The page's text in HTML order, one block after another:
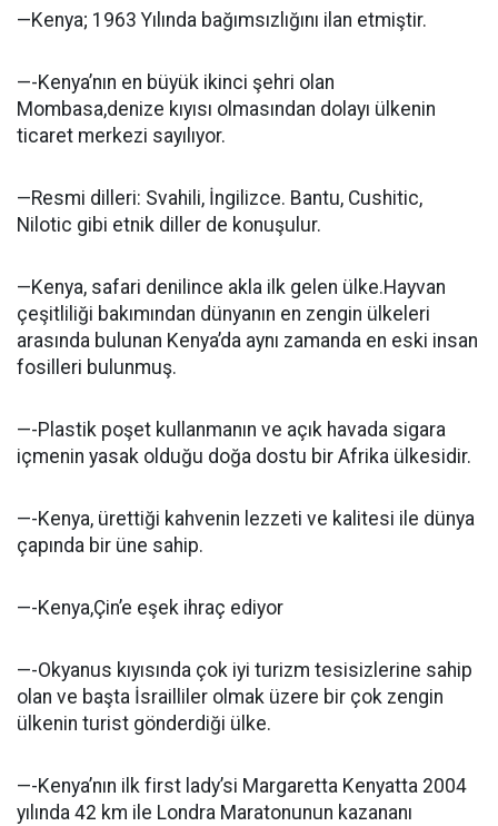
—Kenya; 1963 Yılında bağımsızlığını ilan etmiştir.
—-Kenya’nın en büyük ikinci şehri olan
Mombasa,denize kıyısı olmasından dolayı ülkenin
ticaret merkezi sayılıyor.
—Resmi dilleri: Svahili, İngilizce. Bantu, Cushitic,
Nilotic gibi etnik diller de konuşulur.
—Kenya, safari denilince akla ilk gelen ülke.Hayvan
çeşitliliği bakımından dünyanın en zengin ülkeleri
arasında bulunan Kenya’da aynı zamanda en eski insan
fosilleri bulunmuş.
—-Plastik poşet kullanmanın ve açık havada sigara
içmenin yasak olduğu doğa dostu bir Afrika ülkesidir.
—-Kenya, ürettiği kahvenin lezzeti ve kalitesi ile dünya
çapında bir üne sahip.
—-Kenya,Çin’e eşek ihraç ediyor
—-Okyanus kıyısında çok iyi turizm tesisizlerine sahip
olan ve başta İsrailliler olmak üzere bir çok zengin
ülkenin turist gönderdiği ülke.
—-Kenya’nın ilk first lady’si Margaretta Kenyatta 2004
yılında 42 km ile Londra Maratonunun kazananı